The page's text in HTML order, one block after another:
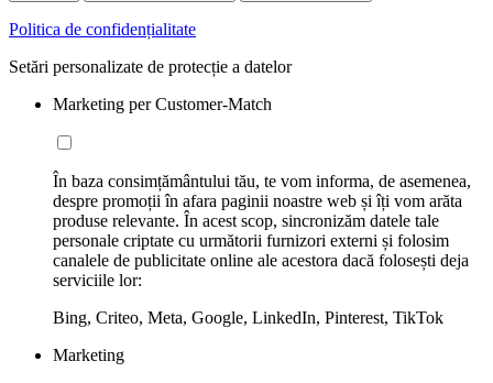
Politica de confidențialitate
Setări personalizate de protecție a datelor
Marketing per Customer-Match
În baza consimțământului tău, te vom informa, de asemenea,
despre promoții în afara paginii noastre web și îți vom arăta
produse relevante. În acest scop, sincronizăm datele tale
personale criptate cu următorii furnizori externi și folosim
canalele de publicitate online ale acestora dacă folosești deja
serviciile lor:
Bing, Criteo, Meta, Google, LinkedIn, Pinterest, TikTok
Marketing